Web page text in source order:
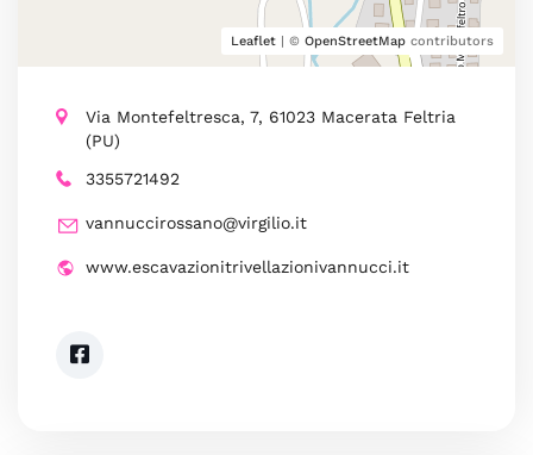
Leaflet | © OpenStreetMap contributors
Via Montefeltresca, 7, 61023 Macerata Feltria
(PU)
3355721492
vannuccirossano@virgilio.it
www.escavazionitrivellazionivannucci.it